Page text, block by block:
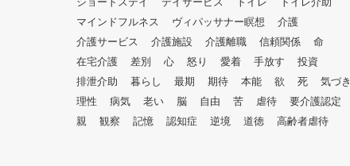
マインドフルネス
ヴィパッサナー瞑想
介護
介護サービス
介護施設 介護離職 信頼関係
命
在宅介護
差別 心 怒り 愛着 手放す
投資
排泄介助
暮らし 最期 期待 本能 欲 死
気づき
理性
病気 老い 脳 自由 苦 虐待
要介護認定
親
観察 記憶 認知症 逆境 道徳 高齢者虐待